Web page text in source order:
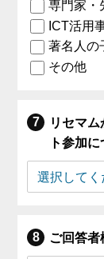
専門家・
ICT活用
著名人の
その他
リセマ
ト参加
ご回答者